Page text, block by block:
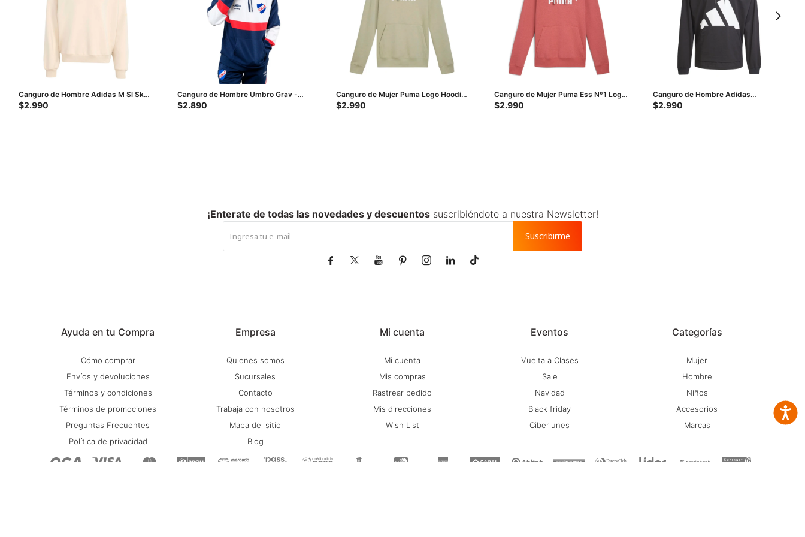
Canguro de Hombre Adidas M Sl Sk
Hd - Beige
$2.990
Canguro de Hombre Umbro Grav -
Azul - Blanco
$2.890
Canguro de Mujer Puma Logo Hoodie
Fl - Verde
$2.990
Canguro de Mujer Puma Ess Nº1 Logo
Hoodie - Rojo - Blanco
$2.990
Canguro de Hombre Adidas
Essentials Logo - Negro - Blanco
$2.990
Ayuda en tu Compra
Cómo comprar
Envíos y devoluciones
Términos y condiciones
Términos de promociones
Preguntas Frecuentes
Política de privacidad
Empresa
Quienes somos
Sucursales
Contacto
Trabaja con nosotros
Mapa del sitio
Blog
Mi cuenta
Mi cuenta
Mis compras
Rastrear pedido
Mis direcciones
Wish List
Eventos
Vuelta a Clases
Sale
Navidad
Black friday
Ciberlunes
Categorías
Mujer
Hombre
Niños
Accesorios
Marcas
¡Enterate de todas las novedades y descuentossuscribiéndote a nuestra Newsletter!
Suscribirme
      